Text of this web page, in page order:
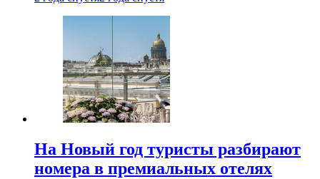
На Новый год туристы разбирают
номера в премиальных отелях